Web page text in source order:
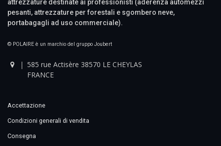
attrezzature destinate ai professionisti (aderenza automezzi
pesanti, attrezzature per forestali e sgombero neve,
portabagagli ad uso commerciale).
© POLAIRE è un marchio del gruppo Joubert
585 rue Actisère 38570 LE CHEYLAS
FRANCE
Accettazione
Condizioni generali di vendita
Consegna